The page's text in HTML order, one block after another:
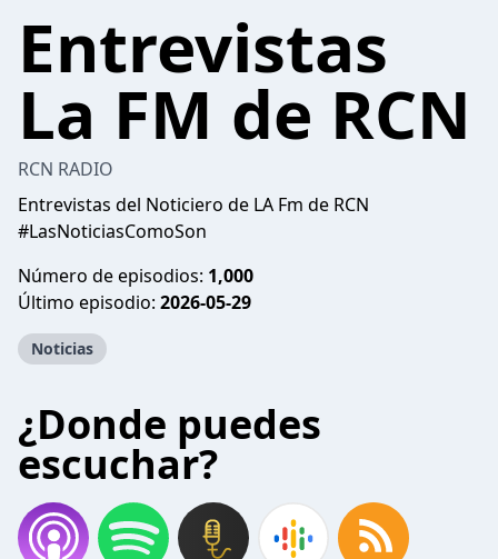
Entrevistas
La FM de RCN
RCN RADIO
Entrevistas del Noticiero de LA Fm de RCN
#LasNoticiasComoSon
Número de episodios: 1,000
Último episodio: 2026-05-29
Noticias
¿Donde puedes
escuchar?